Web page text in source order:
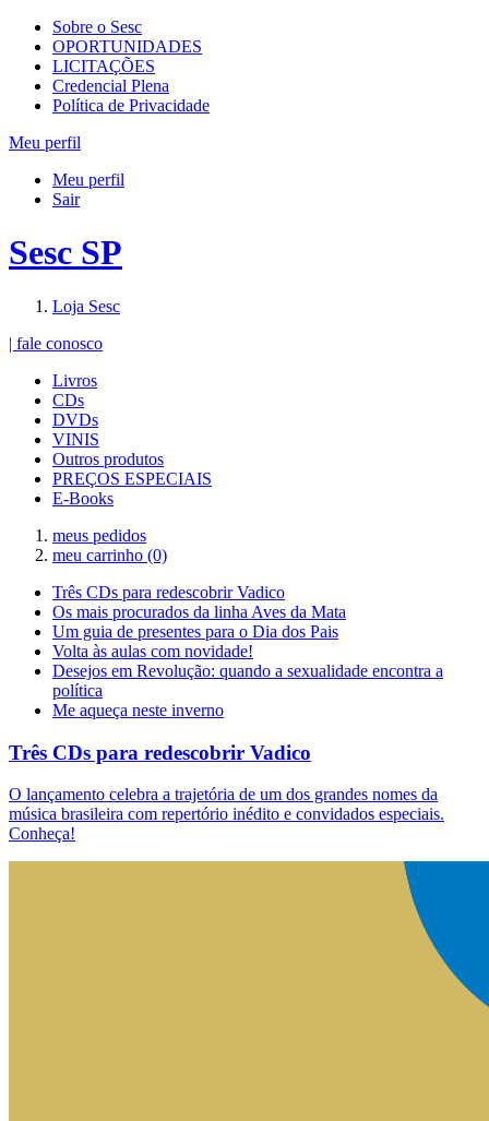
Sobre o Sesc
OPORTUNIDADES
LICITAÇÕES
Credencial Plena
Política de Privacidade
Meu perfil
Meu perfil
Sair
Sesc SP
Loja Sesc
| fale conosco
Livros
CDs
DVDs
VINIS
Outros produtos
PREÇOS ESPECIAIS
E-Books
meus pedidos
meu carrinho (0)
Três CDs para redescobrir Vadico
Os mais procurados da linha Aves da Mata
Um guia de presentes para o Dia dos Pais
Volta às aulas com novidade!
Desejos em Revolução: quando a sexualidade encontra a
política
Me aqueça neste inverno
Três CDs para redescobrir Vadico
O lançamento celebra a trajetória de um dos grandes nomes da
música brasileira com repertório inédito e convidados especiais.
Conheça!